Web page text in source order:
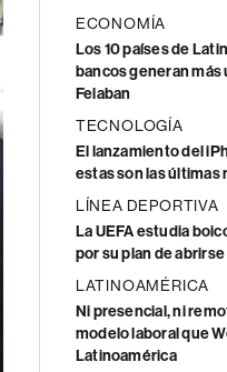
ECONOMÍA
Los 10 países de
bancos generan
Felaban
TECNOLOGÍA
El lanzamiento del
estas son las últimas
LÍNEA DEPORTIVA
La UEFA estudia
por su plan de
LATINOAMÉRICA
Ni presencial, ni
modelo laboral que
Latinoamérica